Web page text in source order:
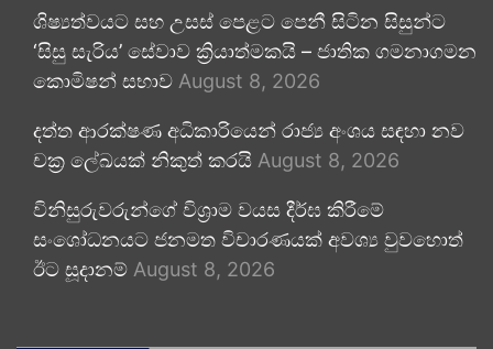
ශිෂ්‍යත්වයට සහ උසස් පෙළට පෙනී සිටින සිසුන්ට
‘සිසු සැරිය’ සේවාව ක්‍රියාත්මකයි – ජාතික ගමනාගමන
කොමිෂන් සභාව August 8, 2026
දත්ත ආරක්ෂණ අධිකාරියෙන් රාජ්‍ය අංශය සඳහා නව
චක්‍ර ලේඛයක් නිකුත් කරයි August 8, 2026
විනිසුරුවරුන්ගේ විශ්‍රාම වයස දීර්ඝ කිරීමේ
සංශෝධනයට ජනමත විචාරණයක් අවශ්‍ය වුවහොත්
ඊට සූදානම් August 8, 2026